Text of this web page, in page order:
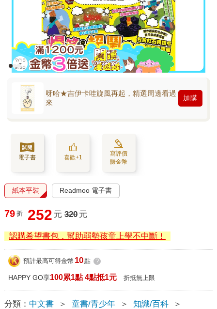
呀哈★吉伊卡哇旋風再起，精選周邊看過
來
加購
電子書 喜歡+1
寫評價
賺金幣
紙本平裝 Readmoo 電子書
79 折 252 元 320 元
認購希望書包，幫助弱勢孩童上學不中斷！
預計最高可得金幣 10點 ?
HAPPY GO享100累1點 4點抵1元 折抵無上限
分類： 中文書 ＞ 童書/青少年 ＞ 知識/百科
＞